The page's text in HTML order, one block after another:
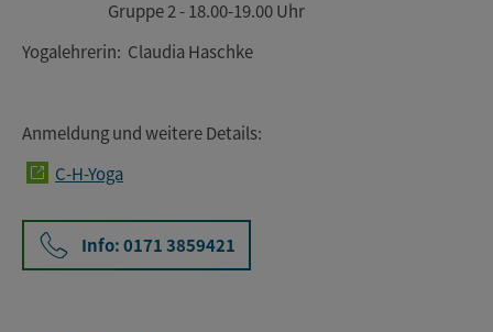
Gruppe 2 - 18.00-19.00 Uhr
Yogalehrerin: Claudia Haschke
Anmeldung und weitere Details:
C-H-Yoga
Info: 0171 3859421